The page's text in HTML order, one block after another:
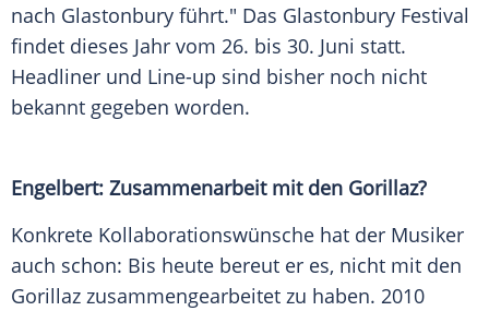
nach Glastonbury führt." Das Glastonbury Festival
findet dieses Jahr vom 26. bis 30. Juni statt.
Headliner und Line-up sind bisher noch nicht
bekannt gegeben worden.
Engelbert: Zusammenarbeit mit den Gorillaz?
Konkrete Kollaborationswünsche hat der Musiker
auch schon: Bis heute bereut er es, nicht mit den
Gorillaz zusammengearbeitet zu haben. 2010